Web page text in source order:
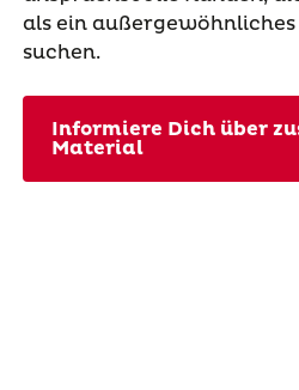
als ein
suchen.
Informiere Dich über
Material